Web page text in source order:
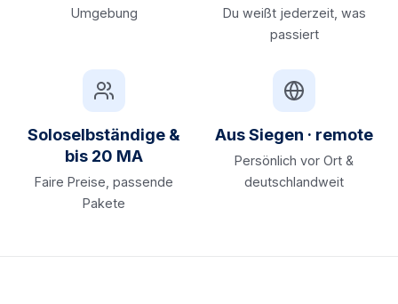
Umgebung
Du weißt jederzeit, was
passiert
Soloselbständige &
bis 20 MA
Faire Preise, passende
Pakete
Aus Siegen · remote
Persönlich vor Ort &
deutschlandweit